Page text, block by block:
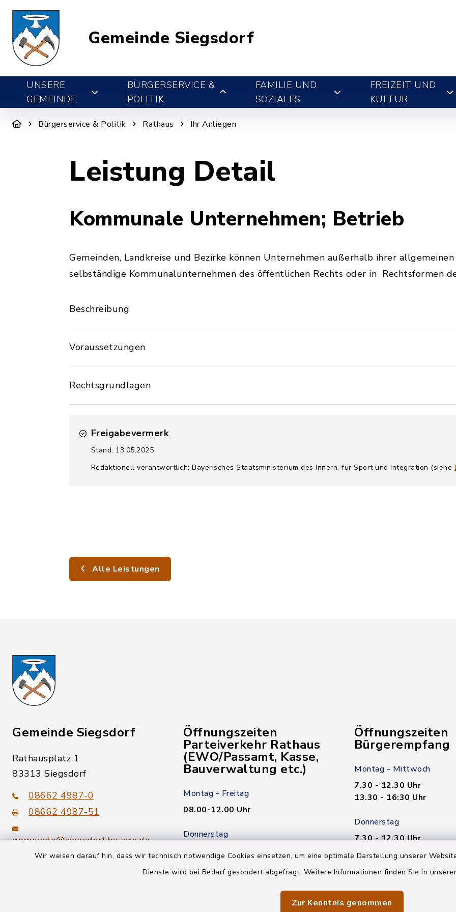
Wir weisen darauf hin, dass wir technisch notwendige Cookies einsetzen, um eine optimale Darstellung unserer
Dienste wird bei Bedarf gesondert abgefragt. Weitere Informationen finden Sie in
Zur Kenntnis genommen
Gemeinde Siegsdorf
UNSERE
GEMEINDE
BÜRGERSERVICE &
POLITIK
FAMILIE UND
SOZIALES
FREIZEIT UND
KULTUR
Bürgerservice & Politik Rathaus Ihr Anliegen
Leistung Detail
Kommunale Unternehmen; Betrieb
Gemeinden, Landkreise und Bezirke können Unternehmen außerhalb ihrer
selbständige Kommunalunternehmen des öffentlichen Rechts oder in Rechtsformen
Beschreibung
Voraussetzungen
Rechtsgrundlagen
Freigabevermerk
Stand: 13.05.2025
Redaktionell verantwortlich: Bayerisches Staatsministerium des Innern, für Sport und Integration (siehe
Alle Leistungen
Gemeinde Siegsdorf
Rathausplatz 1
83313 Siegsdorf
08662 4987-0
08662 4987-51
gemeinde@siegsdorf.bayern.de
Öffnungszeiten
Parteiverkehr Rathaus
(EWO/Passamt, Kasse,
Bauverwaltung etc.)
Montag - Freitag
08.00-12.00 Uhr
Donnerstag
14.00-18.00 Uhr
Kein Termin nötig!
Öffnungszeiten
Bürgerempfang
Montag - Mittwoch
7.30 - 12.30 Uhr
13.30 - 16:30 Uhr
Donnerstag
7.30 - 12.30 Uhr
13.30 - 18.00 Uhr
Freitag
7.30 - 12.30 Uhr